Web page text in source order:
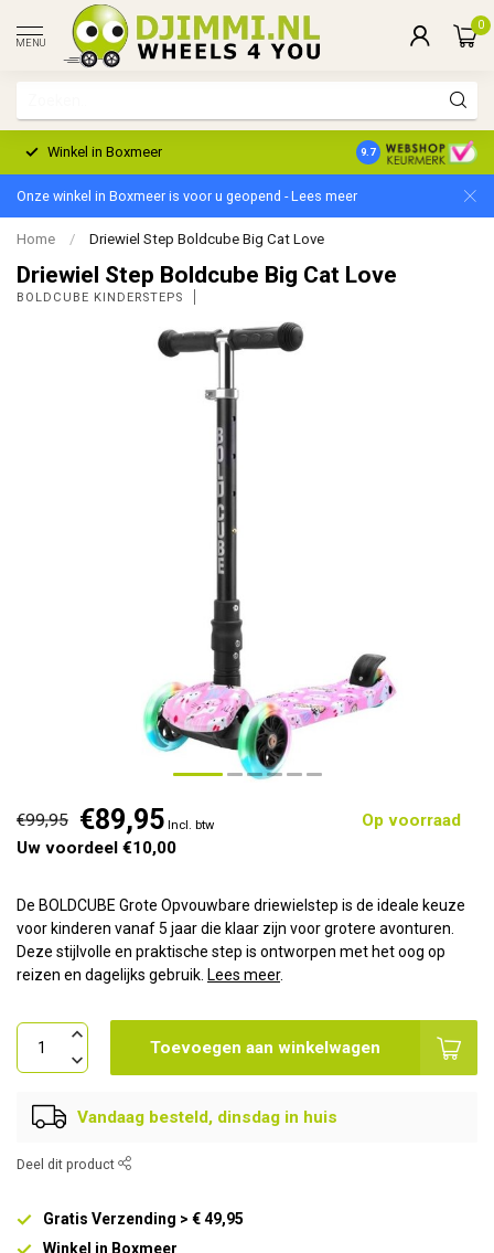
MENU
0
Winkel in Boxmeer 2 Jaar Garantie
9.7
Onze winkel in Boxmeer is voor u geopend - Lees meer
Home / Driewiel Step Boldcube Big Cat Love
Driewiel Step Boldcube Big Cat Love
BOLDCUBE KINDERSTEPS
€99,95 €89,95 Incl. btw
Op voorraad
Uw voordeel €10,00
De BOLDCUBE Grote Opvouwbare driewielstep is de ideale keuze
voor kinderen vanaf 5 jaar die klaar zijn voor grotere avonturen.
Deze stijlvolle en praktische step is ontworpen met het oog op
reizen en dagelijks gebruik. Lees meer.
Toevoegen aan winkelwagen
Vandaag besteld, dinsdag in huis
Deel dit product
Gratis Verzending > € 49,95
Winkel in Boxmeer